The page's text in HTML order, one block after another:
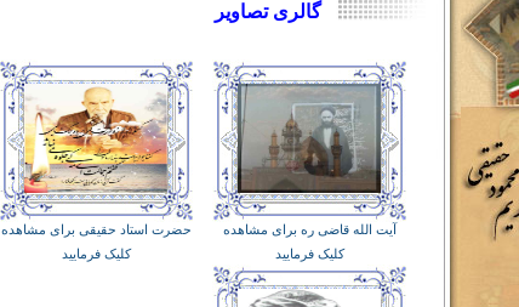
گالری تصاویر
آیت الله قاضی ره برای مشاهده
کلیک فرمایید
حضرت استاد حقیقی برای مشاهده
کلیک فرمایید